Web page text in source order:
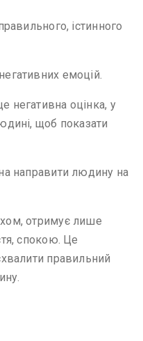
істинного
емоцій.
негативна оцінка, у
щоб показати
направити людину на
отримує лише
спокою. Це
правильний